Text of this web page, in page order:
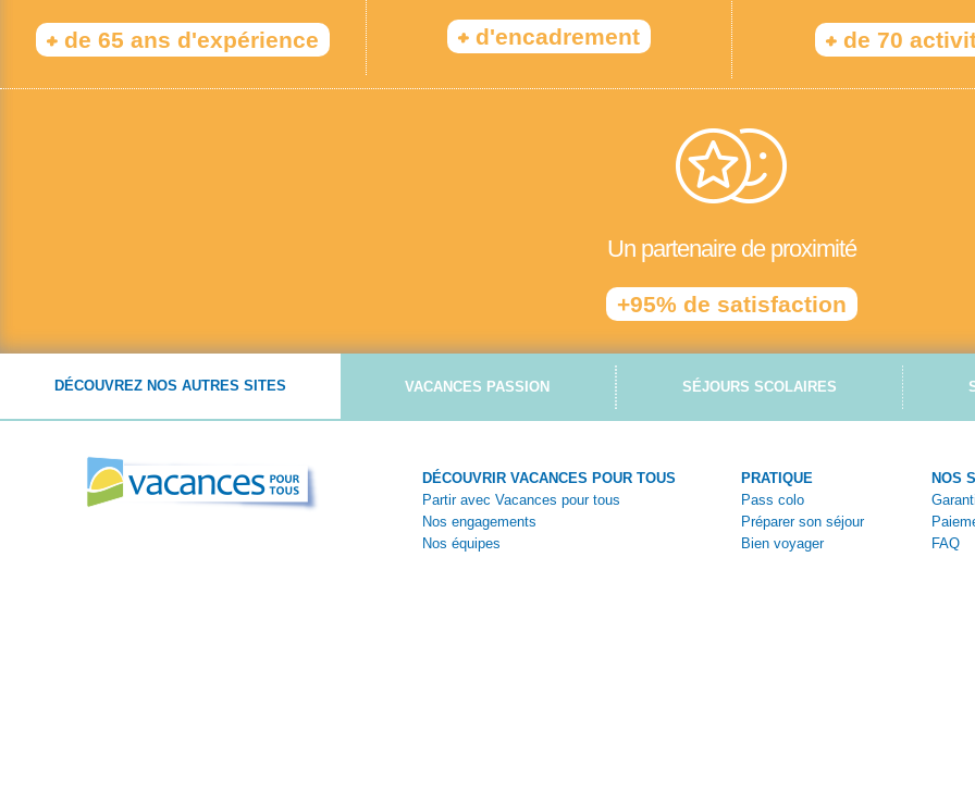
+ de 65 ans d'expérience + d'encadrement +de 70
Un partenaire de proximité
+95% de satisfaction
DÉCOUVREZ NOS AUTRES SITES VACANCES PASSION SÉJOURS SCOLAIRES
DÉCOUVRIR VACANCES POUR TOUS
Partir avec Vacances pour tous
Nos engagements
Nos équipes
PRATIQUE
Pass colo
Préparer son séjour
Bien voyager
NOS
FAQ